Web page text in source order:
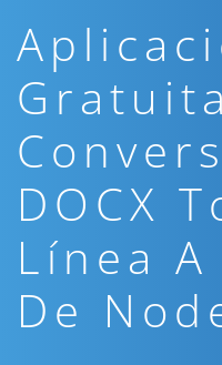
DOCX
Línea A
De